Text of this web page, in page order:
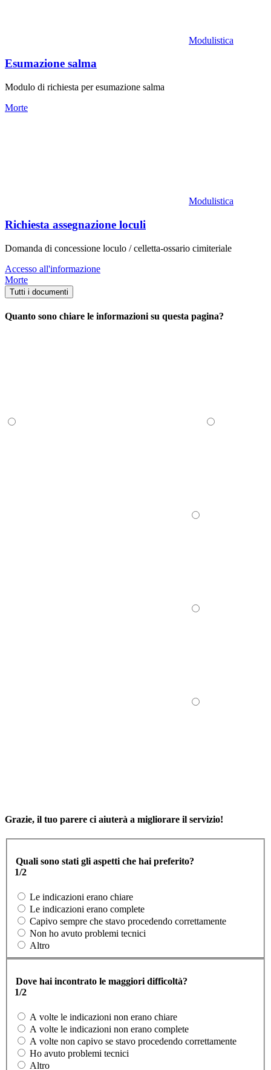
Modulistica
Esumazione salma
Modulo di richiesta per esumazione salma
Morte
Modulistica
Richiesta assegnazione loculi
Domanda di concessione loculo / celletta-ossario cimiteriale
Accesso all'informazione
Morte
Tutti i documenti
Quanto sono chiare le informazioni su questa pagina?
Grazie, il tuo parere ci aiuterà a migliorare il servizio!
Quali sono stati gli aspetti che hai preferito?
1/2
Le indicazioni erano chiare
Le indicazioni erano complete
Capivo sempre che stavo procedendo correttamente
Non ho avuto problemi tecnici
Altro
Dove hai incontrato le maggiori difficoltà?
1/2
A volte le indicazioni non erano chiare
A volte le indicazioni non erano complete
A volte non capivo se stavo procedendo correttamente
Ho avuto problemi tecnici
Altro